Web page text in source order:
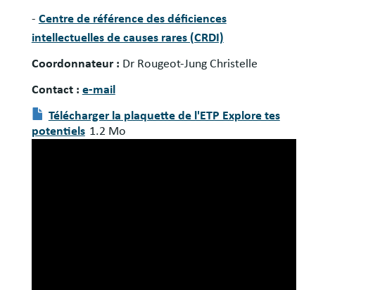
- Centre de référence des déficiences
intellectuelles de causes rares (CRDI)
Coordonnateur : Dr Rougeot-Jung Christelle
Contact : e-mail
Document
Télécharger la plaquette de l'ETP Explore tes
potentiels 1.2 Mo